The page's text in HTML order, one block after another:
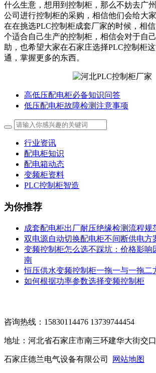
什么生意，想用到控制柜，那么不妨去广
公司进行控制柜的采购，相信他们会给大
在在挑选PLC控制柜成套厂家的时候，相
个适合自己生产的控制柜，相信会对于自
助，也希望大家在石家庄选择PLC控制柜
通，掌握更多的东西。
高低压配电柜必备知识问答
低压配电柜故障检测注意事项
行业资讯
配电柜知识
配电箱动态
变频柜资料
PLC控制柜智造
为你推荐
成套配电柜出厂耐压绝缘检测流程规
双电源自动切换配电柜不间断供电方
变频控制柜怎么选不踩坑：价格影响
南
恒压供水变频控制柜一拖一与一拖二
如何根据功率参数选择变频控制柜
咨询热线：15830114476 13739744454
地址：河北省石家庄市南三环建华大街交口
石家庄德兰电气设备有限公司 网站地图